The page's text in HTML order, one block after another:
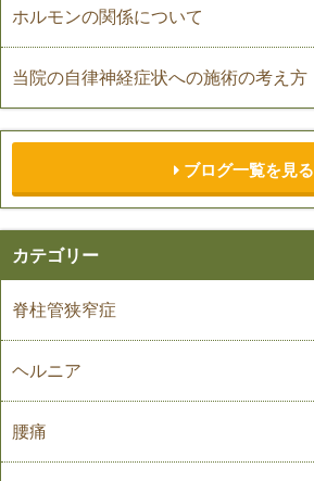
ホルモンの関係について
当院の自律神経症状への施術の考え方
ブログ一覧を見る
カテゴリー
脊柱管狭窄症
ヘルニア
腰痛